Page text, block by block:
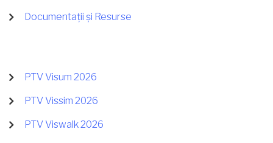
Documentații și Resurse
PTV Visum 2026
PTV Vissim 2026
PTV Viswalk 2026